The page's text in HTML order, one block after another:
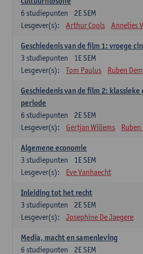
2E SEM
6 studiepunten
Lesgever(s):
Arthur Cools Annelies
Geschiedenis van de film 1: vroege
1E SEM
3 studiepunten
Lesgever(s):
Tom Paulus Ruben
Geschiedenis van de film 2: klassieke
periode
2E SEM
6 studiepunten
Lesgever(s):
Gertjan Willems
Algemene economie
1E SEM
3 studiepunten
Lesgever(s):
Eve Vanhaecht
Inleiding tot het recht
2E SEM
3 studiepunten
Lesgever(s):
Josephine De Jaegere
Media, macht en samenleving
2E SEM
6 studiepunten